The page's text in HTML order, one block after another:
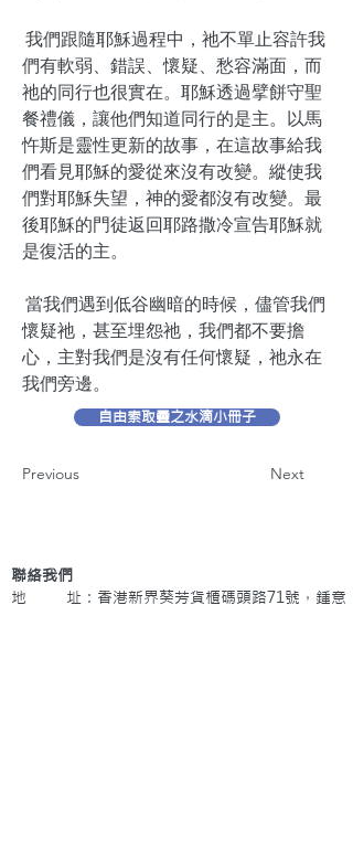
我們跟隨耶穌過程中，祂不單止容許我
們有軟弱、錯誤、懷疑、愁容滿面，而
祂的同行也很實在。耶穌透過擘餅守聖
餐禮儀，讓他們知道同行的是主。以馬
忤斯是靈性更新的故事，在這故事給我
們看見耶穌的愛從來沒有改變。縱使我
們對耶穌失望，神的愛都沒有改變。最
後耶穌的門徒返回耶路撒冷宣告耶穌就
是復活的主。
當我們遇到低谷幽暗的時候，儘管我們
懷疑祂，甚至埋怨祂，我們都不要擔
心，主對我們是沒有任何懷疑，祂永在
我們旁邊。
自由索取靈之水滴小冊子
Previous Next
聯絡我們
地 址：香港新界葵芳貨櫃碼頭路71號，鍾意